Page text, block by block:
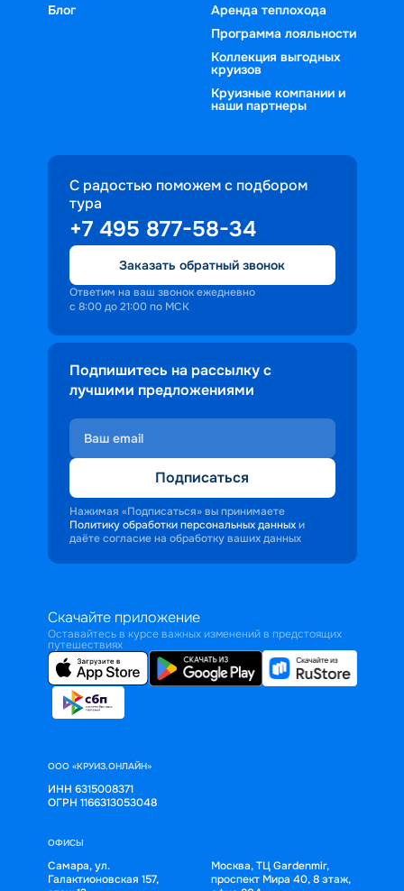
Блог
Аренда теплохода
Программа лояльности
Коллекция выгодных
круизов
Круизные компании и
наши партнеры
С радостью поможем с подбором
тура
+7 495 877-58-34
Заказать обратный звонок
Ответим на ваш звонок ежедневно
с 8:00 до 21:00 по МСК
Подпишитесь на рассылку с
лучшими предложениями
Подписаться
Нажимая «Подписаться» вы принимаете
Политику обработки персональных данных и
даёте согласие на обработку ваших данных
Скачайте приложение
Оставайтесь в курсе важных изменений в предстоящих
путешествиях
ООО «КРУИЗ.ОНЛАЙН»
ИНН 6315008371
ОГРН 1166313053048
ОФИСЫ
Самара, ул.
Галактионовская 157,
Москва, ТЦ Gardenmir,
проспект Мира 40, 8 этаж,